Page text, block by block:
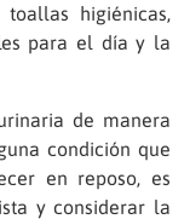
higiénicas,
para el día y la
de manera
condición que
en reposo, es
y considerar la